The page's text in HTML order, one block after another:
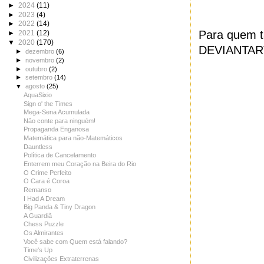
Para quem
► 2024 (11)
► 2023 (4)
► 2022 (14)
► 2021 (12)
▼ 2020 (170)
►dezembro(6)
►novembro(2)
►outubro(2)
►setembro(14)
▼agosto(25)
AquaSixio
Sign o' the Times
Mega-Sena Acumulada
Não conte para ninguém!
Propaganda Enganosa
Matemática para não-Matemáticos
Dauntless
Política de Cancelamento
Enterrem meu Coração na Beira do Rio
O Crime Perfeito
O Cara é Coroa
Remanso
I Had A Dream
Big Panda & Tiny Dragon
A Guardiã
Chess Puzzle
Os Almirantes
Você sabe com Quem está falando?
Time's Up
Civilizações Extraterrenas